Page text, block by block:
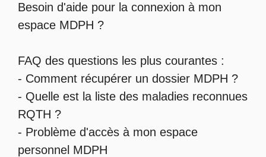
Besoin d'aide pour la connexion à mon
espace MDPH ?
FAQ des questions les plus courantes :
- Comment récupérer un dossier MDPH ?
- Quelle est la liste des maladies reconnues
RQTH ?
- Problème d'accès à mon espace
personnel MDPH